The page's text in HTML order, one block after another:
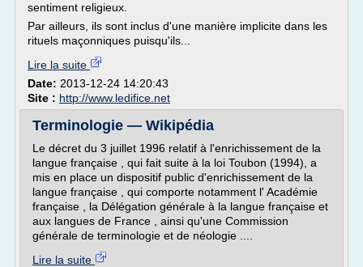
sentiment religieux.
Par ailleurs, ils sont inclus d'une manière implicite dans les
rituels maçonniques puisqu'ils...
Lire la suite
Date: 2013-12-24 14:20:43
Site : http://www.ledifice.net
Terminologie — Wikipédia
Le décret du 3 juillet 1996 relatif à l'enrichissement de la
langue française , qui fait suite à la loi Toubon (1994), a
mis en place un dispositif public d'enrichissement de la
langue française , qui comporte notamment l' Académie
française , la Délégation générale à la langue française et
aux langues de France , ainsi qu'une Commission
générale de terminologie et de néologie ....
Lire la suite